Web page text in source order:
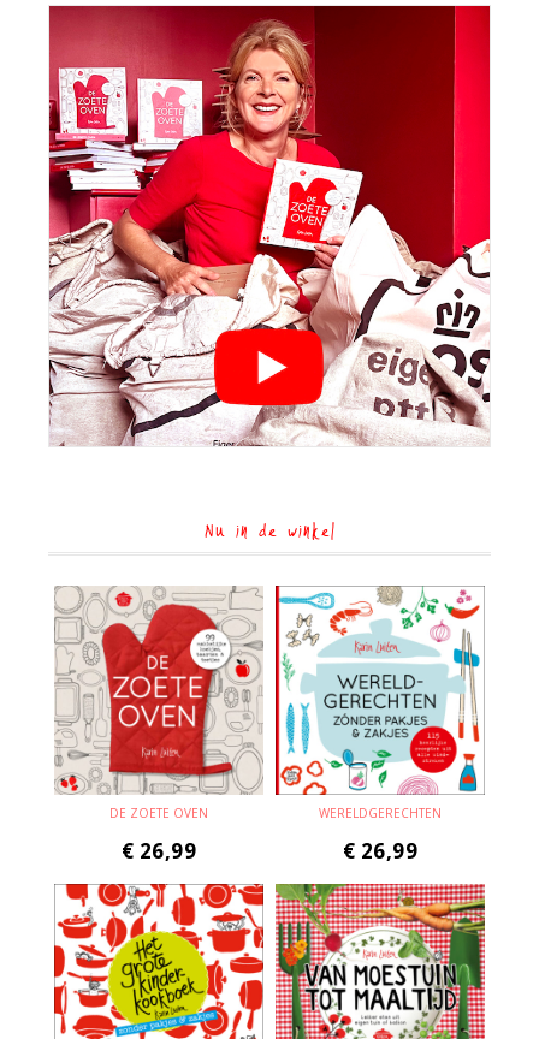
Nu in de winkel
DE ZOETE OVEN
€ 26,99
WERELDGERECHTEN
€ 26,99